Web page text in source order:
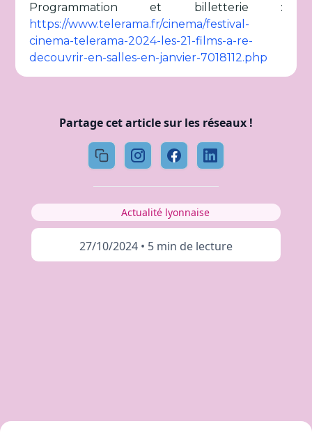
Programmation et billetterie :
https://www.telerama.fr/cinema/festival-
cinema-telerama-2024-les-21-films-a-re-
decouvrir-en-salles-en-janvier-7018112.php
Partage cet article sur les réseaux !
Actualité lyonnaise
27/10/2024 • 5 min de lecture